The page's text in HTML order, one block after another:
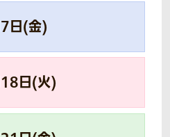
7日(金)
18日(火)